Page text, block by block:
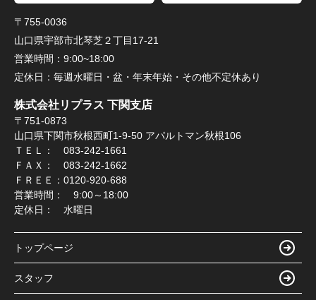
〒755-0036
山口県宇部市北琴芝２丁目17-21
営業時間： 9:00~18:00
定休日： 毎週水曜日・盆・年末年始・その他不定休あり
株式会社リプラス 下関支店
〒751-0873
山口県下関市秋根西町1-9-50 アパルトマン秋根106
ＴＥＬ： 083-242-1661
ＦＡＸ： 083-242-1662
ＦＲＥＥ：0120-920-688
営業時間： 9:00～18:00
定休日： 水曜日
トップページ
スタッフ